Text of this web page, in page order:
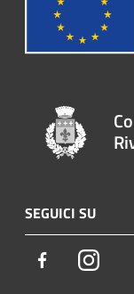
SEGUICI SU
Facebook